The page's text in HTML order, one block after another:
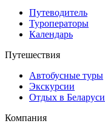
Путеводитель
Туроператоры
Календарь
Путешествия
Автобусные туры
Экскурсии
Отдых в Беларуси
Компания